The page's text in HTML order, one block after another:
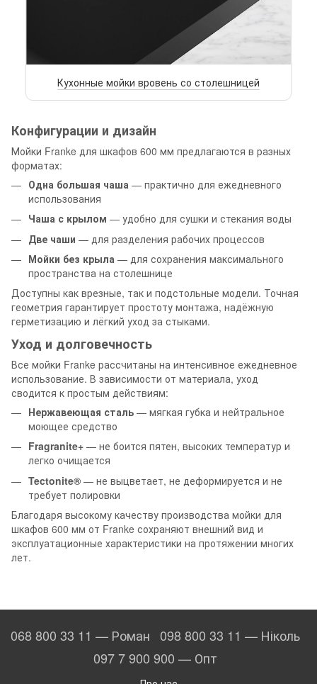
Кухонные мойки вровень со столешницей
Конфигурации и дизайн
Мойки Franke для шкафов 600 мм предлагаются в разных
форматах:
Одна большая чаша — практично для ежедневного
использования
Чаша с крылом — удобно для сушки и стекания воды
Две чаши — для разделения рабочих процессов
Мойки без крыла — для сохранения максимального
пространства на столешнице
Доступны как врезные, так и подстольные модели. Точная
геометрия гарантирует простоту монтажа, надёжную
герметизацию и лёгкий уход за стыками.
Уход и долговечность
Все мойки Franke рассчитаны на интенсивное ежедневное
использование. В зависимости от материала, уход
сводится к простым действиям:
Нержавеющая сталь — мягкая губка и нейтральное
моющее средство
Fragranite+ — не боится пятен, высоких температур и
легко очищается
Tectonite® — не выцветает, не деформируется и не
требует полировки
Благодаря высокому качеству производства мойки для
шкафов 600 мм от Franke сохраняют внешний вид и
эксплуатационные характеристики на протяжении многих
лет.
068 800 33 11 — Роман 098 800 33 11 — Ніколь
097 7 900 900 — Опт